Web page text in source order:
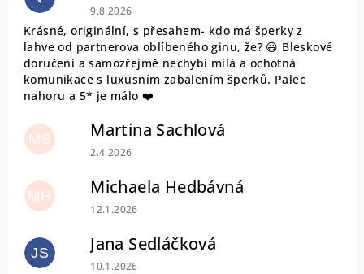
Hodnocení obchodu je 5 z 5 hvězdiček.
9.8.2026
Krásné, originální, s přesahem- kdo má šperky z
lahve od partnerova oblíbeného ginu, že? 😃 Bleskové
doručení a samozřejmě nechybí milá a ochotná
komunikace s luxusním zabalením šperků. Palec
nahoru a 5* je málo ❤️
MS Martina Sachlová
Hodnocení obchodu je 5 z 5 hvězdiček.
2.4.2026
MH Michaela Hedbávná
Hodnocení obchodu je 5 z 5 hvězdiček.
12.1.2026
JS Jana Sedláčková
Hodnocení obchodu je 5 z 5 hvězdiček.
10.1.2026